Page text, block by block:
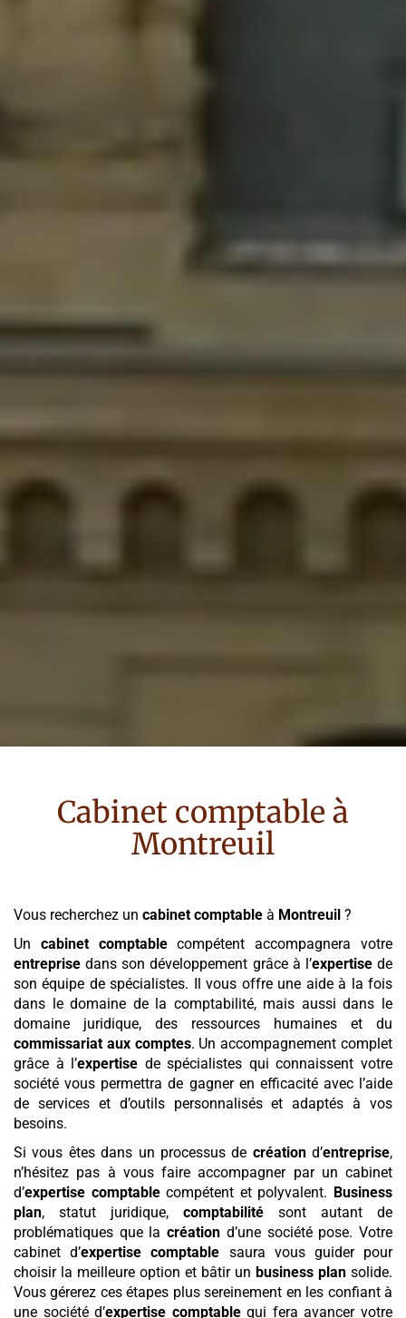
Cabinet comptable à
Montreuil
Vous recherchez un cabinet comptable à Montreuil ?
Un cabinet comptablecompétent accompagnera votre
entreprise dans son développement grâce à l’expertisede
son équipe de spécialistes. Il vous offre une aide à la fois
dans le domaine de la comptabilité, mais aussi dans le
domaine juridique, des ressources humaines et du
commissariat aux comptes. Un accompagnement complet
grâce à l’expertise de spécialistes qui connaissent votre
société vous permettra de gagner en efficacité avec l’aide
de services et d’outils personnalisés et adaptés à vos
besoins.
Si vous êtes dans un processus de créationd’entreprise,
n’hésitez pas à vous faire accompagner par un cabinet
d’expertise comptablecompétent et polyvalent. Business
plan, statut juridique, comptabilité sont autant de
problématiques que lacréation d’une société pose. Votre
cabinet d’expertise comptable saura vous guider pour
choisir la meilleure option et bâtir un business plan solide.
Vous gérerez ces étapes plus sereinement en les confiant à
une société d’expertise comptablequi fera avancer votre